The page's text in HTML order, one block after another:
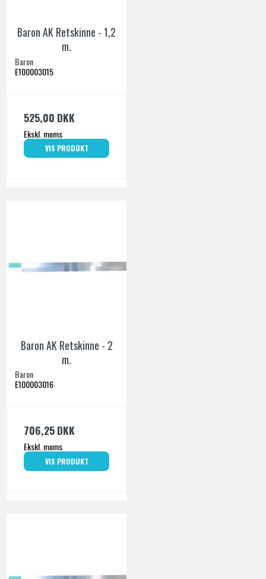
Baron AK Retskinne - 1,2
m.
Baron
E100003015
525,00 DKK
Ekskl. moms
VIS PRODUKT
Baron AK Retskinne - 2
m.
Baron
E100003016
706,25 DKK
Ekskl. moms
VIS PRODUKT